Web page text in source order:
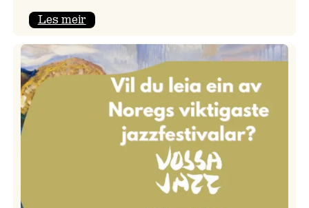
Les meir: